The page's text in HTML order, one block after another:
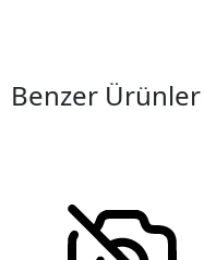
Benzer Ürünler